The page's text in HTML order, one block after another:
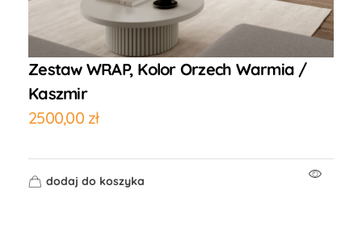
Zestaw WRAP, Kolor Orzech Warmia /
Kaszmir
2500,00 zł
dodaj do koszyka